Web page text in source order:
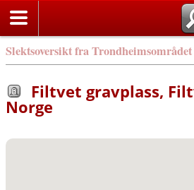
Slektsoversikt fra Trondheimsområdet
Filtvet gravplass,
Norge